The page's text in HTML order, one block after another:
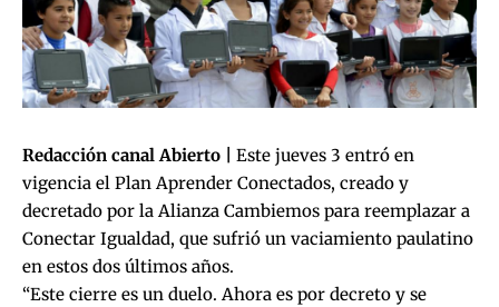
Redacción canal Abierto |
Este jueves 3 entró en
vigencia el Plan Aprender Conectados, creado y
decretado por la Alianza Cambiemos para reemplazar a
Conectar Igualdad, que sufrió un vaciamiento paulatino
en estos dos últimos años.
“Este cierre es un duelo. Ahora es por decreto y se